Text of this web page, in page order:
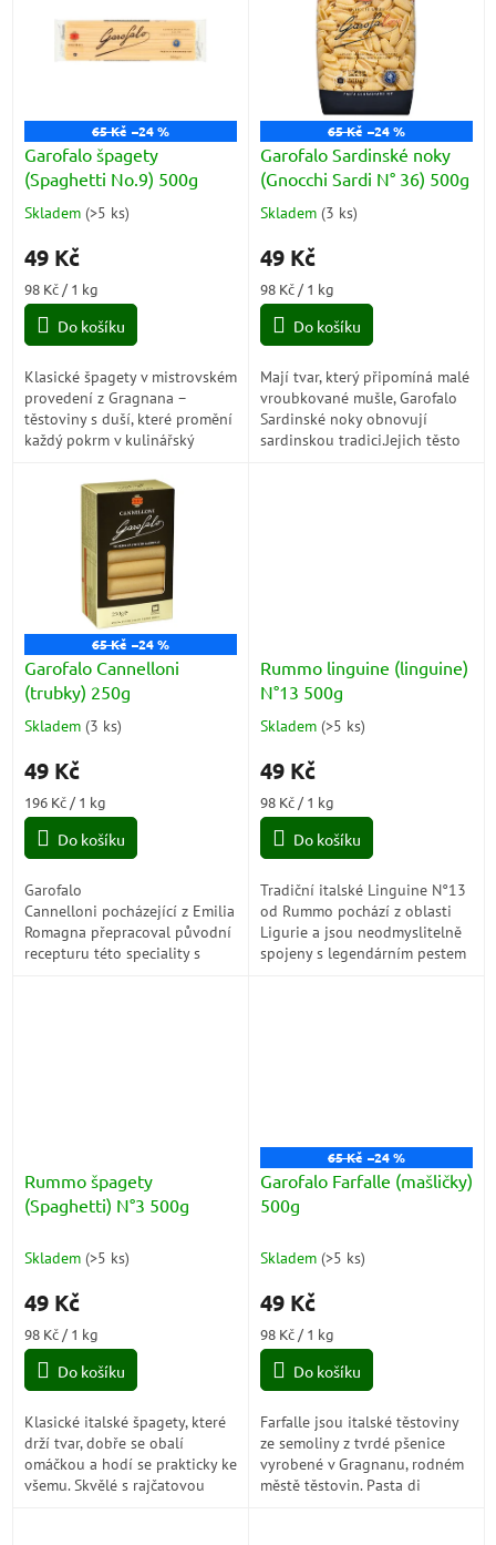
65 Kč –24 %
Garofalo špagety
(Spaghetti No.9) 500g
Průměrné
produktu
5,0
5
Skladem (>5 ks)
49 Kč
Měrná
cena:
98 Kč / 1 kg
Do košíku
Klasické špagety v mistrovském
provedení z Gragnana –
těstoviny s duší, které promění
každý pokrm v kulinářský
jsou poctou italské tradici a
65 Kč –24 %
Garofalo Sardinské noky
(Gnocchi Sardi N° 36) 500g
Průměrné
produktu
5,0
5
Skladem (3 ks)
49 Kč
Měrná
cena:
98 Kč / 1 kg
Do košíku
Mají tvar, který připomíná malé
vroubkované mušle, Garofalo
Sardinské noky obnovují
sardinskou tradici.Jejich těsto
65 Kč –24 %
Garofalo Cannelloni
(trubky) 250g
Průměrné
produktu
5,0
5
Skladem (3 ks)
49 Kč
Měrná
cena:
196 Kč / 1 kg
Do košíku
Garofalo
Cannelloni pocházející z Emilia
Romagna přepracoval původní
recepturu této speciality s
Rummo linguine (linguine)
N°13 500g
Průměrné
produktu
4,5
5
Skladem (>5 ks)
49 Kč
Měrná
cena:
98 Kč / 1 kg
Do košíku
Tradiční italské Linguine N°13
od Rummo pochází z oblasti
Ligurie a jsou neodmyslitelně
spojeny s legendárním pestem
Rummo špagety
(Spaghetti) N°3 500g
Skladem (>5 ks)
49 Kč
Měrná
cena:
98 Kč / 1 kg
Do košíku
Klasické italské špagety, které
drží tvar, dobře se obalí
omáčkou a hodí se prakticky ke
všemu. Skvělé s rajčatovou
65 Kč –24 %
Garofalo Farfalle (mašličky)
500g
Skladem (>5 ks)
49 Kč
Měrná
cena:
98 Kč / 1 kg
Do košíku
Farfalle jsou italské těstoviny
ze semoliny z tvrdé pšenice
vyrobené v Gragnanu, rodném
městě těstovin. Pasta di